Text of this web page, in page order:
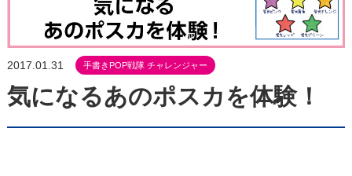
2017.01.31 手書きPOP戦隊 チャレンジャー
気になるあのポスカを体験！